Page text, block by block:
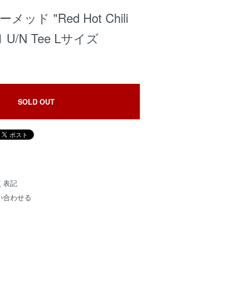
メッド "Red Hot Chili
U/N Tee Lサイズ
SOLD OUT
表記
合わせる